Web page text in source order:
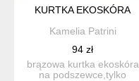
KURTKA EKOSKÓRA
Kamelia Patrini
94 zł
brązowa kurtka ekoskóra
na podszewce,tylko